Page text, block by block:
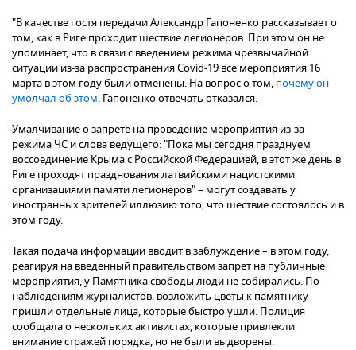
"В качестве гостя передачи Александр Гапоненко рассказывает о
том, как в Риге проходит шествие легионеров. При этом он не
упоминает, что в связи с введением режима чрезвычайной
ситуации из-за распространения Covid-19 все мероприятия 16
марта в этом году были отменены. На вопрос о том, почему он
умолчал об этом, Гапоненко отвечать отказался.
Умалчивание о запрете на проведение мероприятия из-за
режима ЧС и слова ведущего: "Пока мы сегодня празднуем
воссоединение Крыма с Российской Федерацией, в этот же день в
Риге проходят празднования латвийскими нацистскими
организациями памяти легионеров" – могут создавать у
иностранных зрителей иллюзию того, что шествие состоялось и в
этом году.
Такая подача информации вводит в заблуждение – в этом году,
реагируя на введенный правительством запрет на публичные
мероприятия, у Памятника свободы люди не собирались. По
наблюдениям журналистов, возложить цветы к памятнику
пришли отдельные лица, которые быстро ушли. Полиция
сообщала о нескольких активистах, которые привлекли
внимание стражей порядка, но не были выдворены.